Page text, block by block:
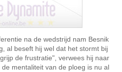
na de wedstrijd nam Besnik
al beseft hij wel dat het stormt bij
de frustratie", verwees hij naar
mentaliteit van de ploeg is nu al